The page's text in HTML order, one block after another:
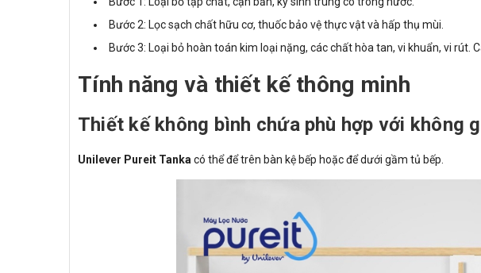
Bước 2: Lọc sạch chất hữu cơ, thuốc bảo vệ thực vật và hấp thụ mùi.
Bước 3: Loại bỏ hoàn toán kim loại nặng, các chất hòa tan, vi khuẩn, vi rút.
Tính năng và thiết kế thông minh
Thiết kế không bình chứa phù hợp với không
Unilever Pureit Tanka có thể để trên bàn kệ bếp hoặc để dưới gầm tủ bếp.